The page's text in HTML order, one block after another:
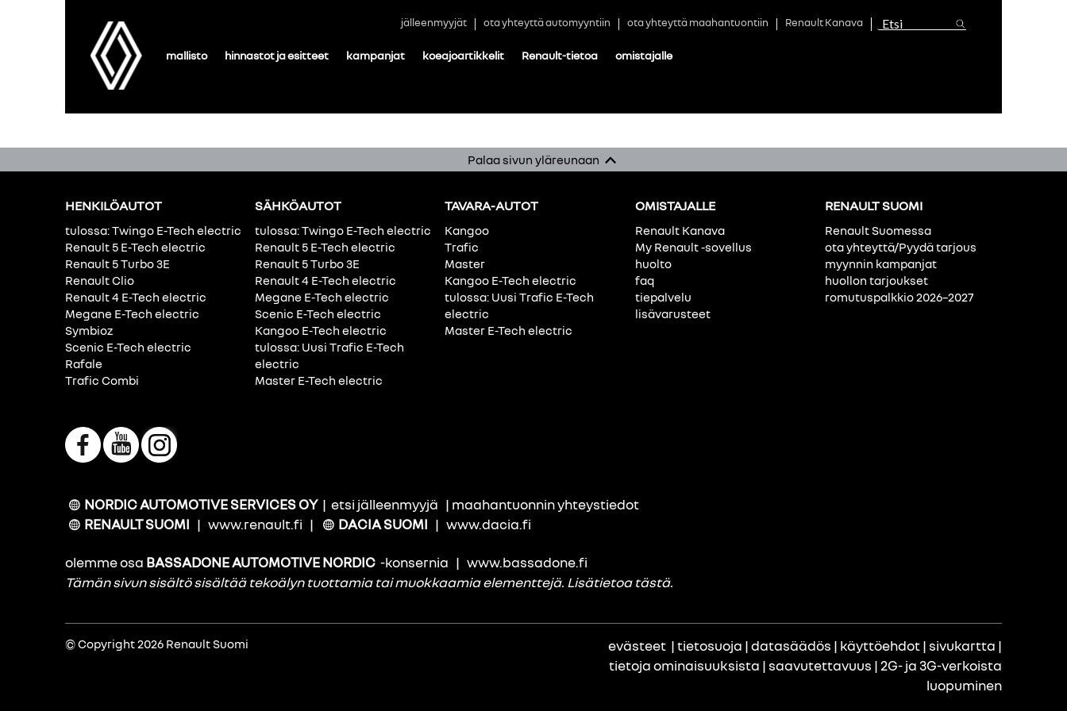
jälleenmyyjät ota yhteyttä automyyntiin ota yhteyttä maahantuontiin Renault Kanava
mallisto hinnastot ja esitteet kampanjat koeajoartikkelit Renault-tietoa omistajalle
Palaa sivun yläreunaan
HENKILÖAUTOT
tulossa: Twingo E-Tech electric
Renault 5 E-Tech electric
Renault 5 Turbo 3E
Renault Clio
Renault 4 E-Tech electric
Megane E-Tech electric
Symbioz
Scenic E-Tech electric
Rafale
Trafic Combi
SÄHKÖAUTOT
tulossa: Twingo E-Tech electric
Renault 5 E-Tech electric
Renault 5 Turbo 3E
Renault 4 E-Tech electric
Megane E-Tech electric
Scenic E-Tech electric
Kangoo E-Tech electric
tulossa: Uusi Trafic E-Tech
electric
Master E-Tech electric
TAVARA-AUTOT
Kangoo
Trafic
Master
Kangoo E-Tech electric
tulossa: Uusi Trafic E-Tech
electric
Master E-Tech electric
OMISTAJALLE
Renault Kanava
My Renault -sovellus
huolto
faq
tiepalvelu
lisävarusteet
RENAULT SUOMI
Renault Suomessa
ota yhteyttä/Pyydä tarjous
myynnin kampanjat
huollon tarjoukset
romutuspalkkio 2026–2027
NORDIC AUTOMOTIVE SERVICES OY | etsi jälleenmyyjä | maahantuonnin yhteystiedot
RENAULT SUOMI | www.renault.fi | DACIA SUOMI | www.dacia.fi
olemme osa BASSADONE AUTOMOTIVE NORDIC -konsernia | www.bassadone.fi
Tämän sivun sisältö sisältää tekoälyn tuottamia tai muokkaamia elementtejä. Lisätietoa tästä.
© Copyright 2026 Renault Suomi evästeet |tietosuoja |datasäädös | käyttöehdot| sivukartta |
tietoja ominaisuuksista | saavutettavuus |2G- ja 3G-verkoista
luopuminen